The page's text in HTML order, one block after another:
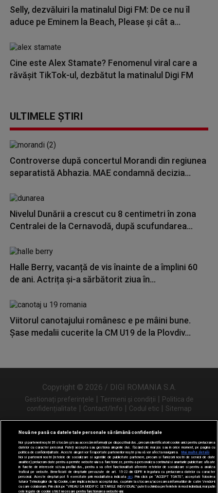
Selly, dezvăluiri la matinalul Digi FM: De ce nu îl
aduce pe Eminem la Beach, Please și cât a...
Cine este Alex Stamate? Fenomenul viral care a
răvășit TikTok-ul, dezbătut la matinalul Digi FM
ULTIMELE ȘTIRI
Controverse după concertul Morandi din regiunea
separatistă Abhazia. MAE condamnă decizia...
Nivelul Dunării a crescut cu 8 centimetri în zona
Centralei de la Cernavodă, după scufundarea...
Halle Berry, vacanță de vis înainte de a împlini 60
de ani. Actrița și-a sărbătorit ziua în...
Viitorul canotajului românesc e pe mâini bune.
Șase medalii cucerite la CM U19 de la Plovdiv...
Copyright © 2026 / DIGI ROMANIA S.A.
Gestionați preferințele | Termeni și condiții | Politica de
confidențialitate | Contact/Info | Codul etic | Sitemap
Urmărește-ne și pe
Nouă ne pasă ca datele tale personale să rămână confidențiale
Noi și partenerii noștri31 stocăm și/sau accesăm informații pe dispozitivul dvs., precum identificatorii cookie unici pentru prelucrarea
datelor cu caracter personal. Puteți accepta sau gestiona alegerile dvs. făcând clic mai jos sau în orice moment, pe pagina cu
politica de confidențialitate. Aceste alegeri vor fi raportate partenerilor noștri și nu vă vor afecta navigarea.
Mai multe detalii
Noi si partenerii nostri (retelele de socializare si agentiile de publicitate partenere, precum si furnizorii nostri de servicii de date
analitice) prelucram date pentru a permite website-ului sa functioneze, pentru a personaliza continutul si anunturile publicitare afisate
in functie de interesele si/sau profilul dvs., pentru a va oferi functionalitati aferente retelelor de socializare si pentru a analiza
traficul pe website. Beneficiati de drepturile prevazute de art. 15-22 din GDPR in legatura cu prelucrarea datelor cu caracter
personal. Aceste drepturi pot fi exercitate prin modalitatea indicata aici. Prin click pe “ACCEPT TOATE”, acceptati folosirea
tuturor Tehnologiilor de tip Cookie, care implica inclusiv acceptul dvs. cu privire la stocarea/accesarea informatiilor de catre Vendor-ii
cu care colaboram. Prin click pe “VREAU SA MODIFIC SETARILE INDIVIDUAL” puteti schimba preferintele in mod individual, mai putin
cele legate de cookie strict necesare pentru functionarea website-ului.